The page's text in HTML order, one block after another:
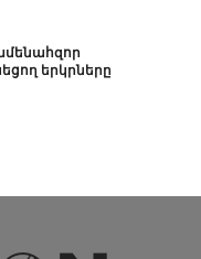
երկրները